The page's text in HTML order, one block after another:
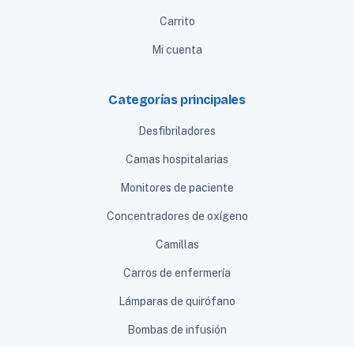
Carrito
Mi cuenta
Categorías principales
Desfibriladores
Camas hospitalarias
Monitores de paciente
Concentradores de oxígeno
Camillas
Carros de enfermería
Lámparas de quirófano
Bombas de infusión